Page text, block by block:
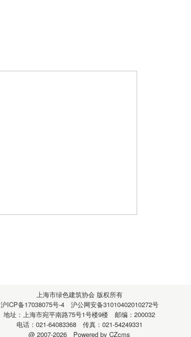
上海市绿色建筑协会 版权所有
沪ICP备17038075号-4沪公网安备31010402010272号
地址：上海市宛平南路75号1号楼9楼 邮编：200032
电话：021-64083368 传真：021-54249331
@ 2007-2026 Powered by CZcms